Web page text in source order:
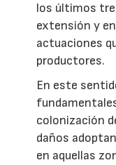
los últimos
extensión y
actuaciones
productores.
En este
colonización
daños
en aquellas